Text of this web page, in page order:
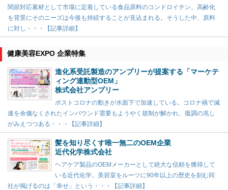
関節対応素材として市場に定着している食品原料のコンドロイチン。高齢化
を背景にそのニーズは今後も持続することが見込まれる。そうした中、原料
に対し・・・【記事詳細】
健康美容EXPO 企業特集
進化系受託製造のアンプリーが提案する「マーケテ
ィング連動型OEM」
株式会社アンプリー
ポストコロナの動きが水面下で加速している。コロナ禍で減
速を余儀なくされたインバウンド需要もようやく規制が解かれ、復調の兆し
がみえつつある・・・【記事詳細】
髪を知り尽くす唯一無二のOEM企業
近代化学株式会社
ヘアケア製品のOEMメーカーとして絶大な信頼を獲得して
いる近代化学。美容室をルーツに90年以上の歴史を刻む同
社が掲げるのは「幸せ」という・・・【記事詳細】